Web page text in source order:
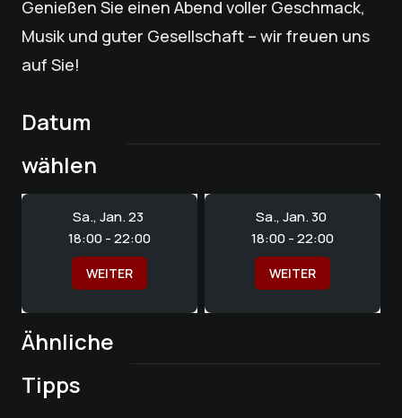
Genießen Sie einen Abend voller Geschmack,
Musik und guter Gesellschaft – wir freuen uns
auf Sie!
Datum
wählen
Sa., Jan. 23
18:00 - 22:00
WEITER
Sa., Jan. 30
18:00 - 22:00
WEITER
Ähnliche
Tipps
Sommer Wein Party
Weinkeller